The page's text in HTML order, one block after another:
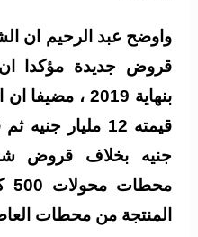
واوضح عبد الرحيم ان
قروض جديدة مؤكدا
بنهاية 2019 ،
جنيه بخلاف قروض
المنتجة من محطات